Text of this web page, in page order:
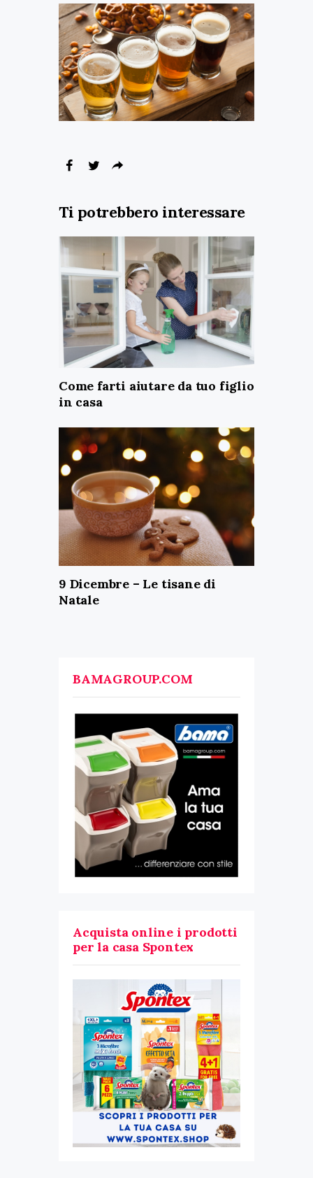
Ti potrebbero interessare
Come farti aiutare da tuo figlio
in casa
9 Dicembre – Le tisane di
Natale
BAMAGROUP.COM
Acquista online i prodotti
per la casa Spontex